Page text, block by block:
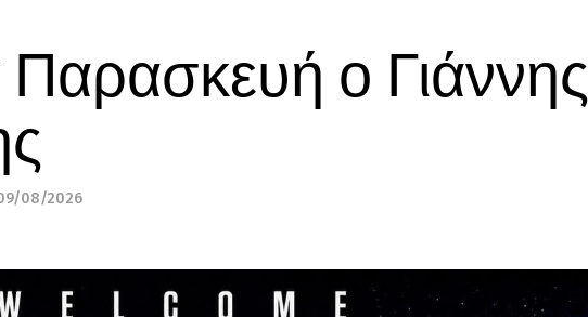
Παρασκευή ο Γιάννης
08/2026